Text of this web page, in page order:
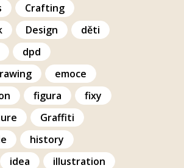
Crafting
Design
děti
dpd
emoce
figura
fixy
Graffiti
history
idea
illustration